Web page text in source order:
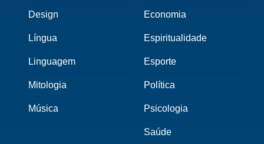
Design
Língua
Linguagem
Mitologia
Música
Economia
Espiritualidade
Esporte
Política
Psicologia
Saúde